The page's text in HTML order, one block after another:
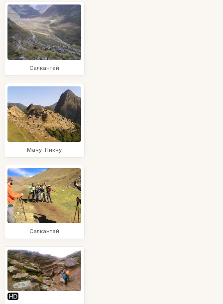
Салкантай
Мачу-Пикчу
Салкантай